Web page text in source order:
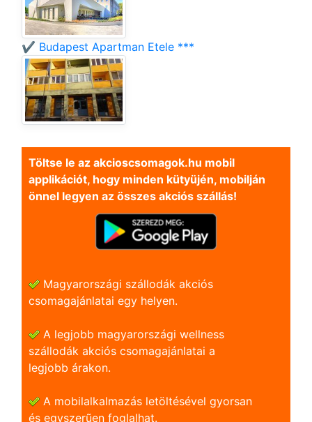
✔️ Budapest Apartman Etele ***
Töltse le az akcioscsomagok.hu mobil
applikációt, hogy minden kütyüjén, mobilján
önnel legyen az összes akciós szállás!
Magyarországi szállodák akciós
csomagajánlatai egy helyen.
A legjobb magyarországi wellness
szállodák akciós csomagajánlatai a
legjobb árakon.
A mobilalkalmazás letöltésével gyorsan
és egyszerũen foglalhat.